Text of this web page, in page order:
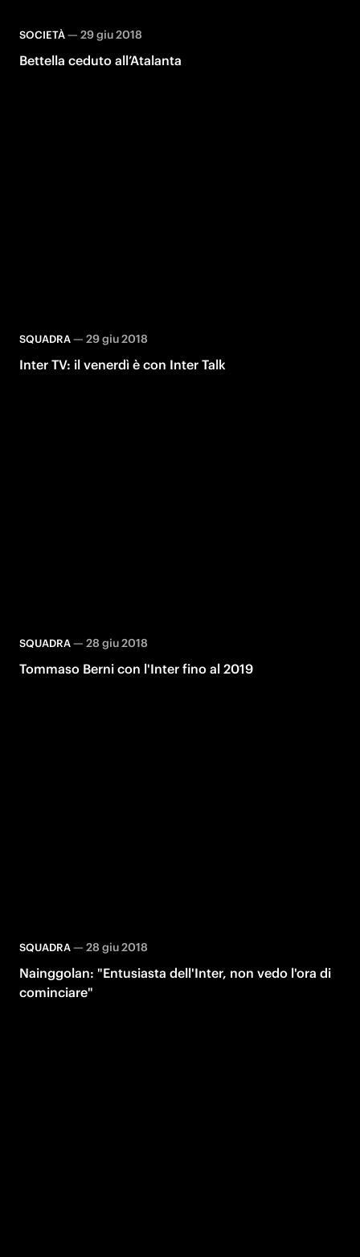
SOCIETÀ— 29 giu 2018
Bettella ceduto all’Atalanta
SQUADRA— 29 giu 2018
Inter TV: il venerdì è con Inter Talk
SQUADRA— 28 giu 2018
Tommaso Berni con l'Inter fino al 2019
SQUADRA— 28 giu 2018
Nainggolan: "Entusiasta dell'Inter, non vedo l'ora di
cominciare"